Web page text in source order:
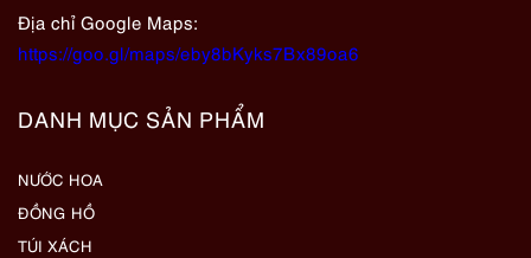
Địa chỉ Google Maps:
https://goo.gl/maps/eby8bKyks7Bx89oa6
DANH MỤC SẢN PHẨM
NƯỚC HOA
ĐỒNG HỒ
TÚI XÁCH